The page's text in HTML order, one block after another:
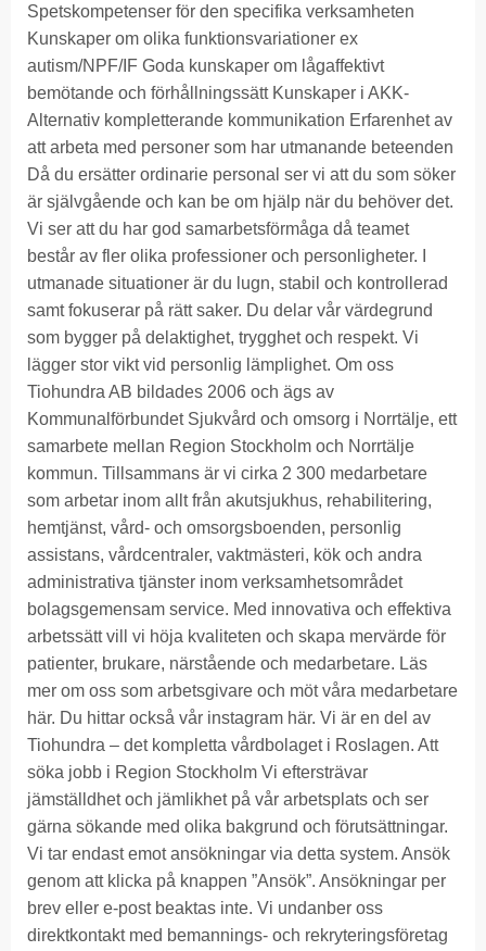
Spetskompetenser för den specifika verksamheten
Kunskaper om olika funktionsvariationer ex
autism/NPF/IF Goda kunskaper om lågaffektivt
bemötande och förhållningssätt Kunskaper i AKK-
Alternativ kompletterande kommunikation Erfarenhet av
att arbeta med personer som har utmanande beteenden
Då du ersätter ordinarie personal ser vi att du som söker
är självgående och kan be om hjälp när du behöver det.
Vi ser att du har god samarbetsförmåga då teamet
består av fler olika professioner och personligheter. I
utmanade situationer är du lugn, stabil och kontrollerad
samt fokuserar på rätt saker. Du delar vår värdegrund
som bygger på delaktighet, trygghet och respekt. Vi
lägger stor vikt vid personlig lämplighet. Om oss
Tiohundra AB bildades 2006 och ägs av
Kommunalförbundet Sjukvård och omsorg i Norrtälje, ett
samarbete mellan Region Stockholm och Norrtälje
kommun. Tillsammans är vi cirka 2 300 medarbetare
som arbetar inom allt från akutsjukhus, rehabilitering,
hemtjänst, vård- och omsorgsboenden, personlig
assistans, vårdcentraler, vaktmästeri, kök och andra
administrativa tjänster inom verksamhetsområdet
bolagsgemensam service. Med innovativa och effektiva
arbetssätt vill vi höja kvaliteten och skapa mervärde för
patienter, brukare, närstående och medarbetare. Läs
mer om oss som arbetsgivare och möt våra medarbetare
här. Du hittar också vår instagram här. Vi är en del av
Tiohundra – det kompletta vårdbolaget i Roslagen. Att
söka jobb i Region Stockholm Vi eftersträvar
jämställdhet och jämlikhet på vår arbetsplats och ser
gärna sökande med olika bakgrund och förutsättningar.
Vi tar endast emot ansökningar via detta system. Ansök
genom att klicka på knappen ”Ansök”. Ansökningar per
brev eller e-post beaktas inte. Vi undanber oss
direktkontakt med bemannings- och rekryteringsföretag